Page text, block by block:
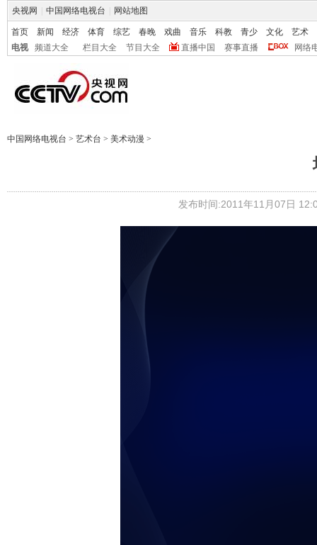
央视网 中国网络电视台 网站地图
首页 新闻 经济 体育 综艺 春晚 戏曲 音乐 科教 青少 文化
艺术
电视
频道大全 栏目大全 节目大全 直播中国 赛事直播 网络
中国网络电视台 > 艺术台 > 美术动漫 >
发布时间:2011年11月07日